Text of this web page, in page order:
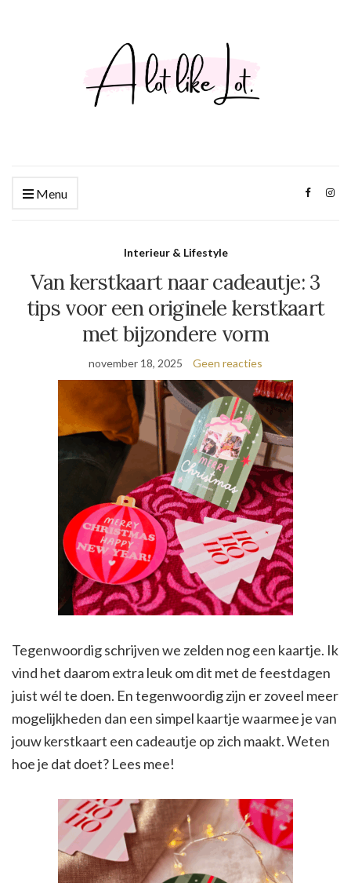
Menu
Interieur & Lifestyle
Van kerstkaart naar cadeautje: 3
tips voor een originele kerstkaart
met bijzondere vorm
november 18, 2025 Geen reacties
Tegenwoordig schrijven we zelden nog een kaartje. Ik
vind het daarom extra leuk om dit met de feestdagen
juist wél te doen. En tegenwoordig zijn er zoveel meer
mogelijkheden dan een simpel kaartje waarmee je van
jouw kerstkaart een cadeautje op zich maakt. Weten
hoe je dat doet? Lees mee!